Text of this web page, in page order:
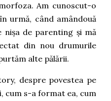
Am cunoscut-o
urmă, când amândouă
nișa de parenting și mă
din nou drumurile
alte pălării.
despre povestea pe
cum s-a format ea, cum